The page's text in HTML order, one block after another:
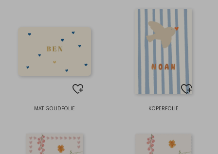
MAT GOUDFOLIE KOPERFOLIE